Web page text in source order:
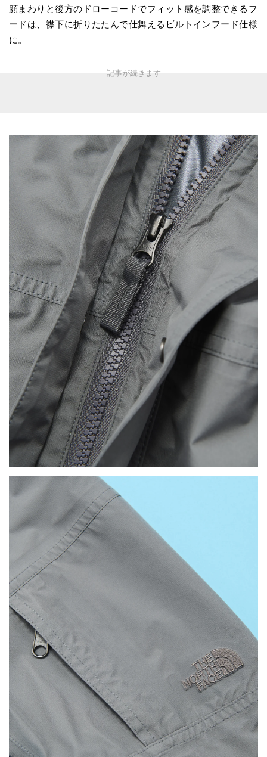
顔まわりと後方のドローコードでフィット感を調整できるフ
ードは、襟下に折りたたんで仕舞えるビルトインフード仕様
に。